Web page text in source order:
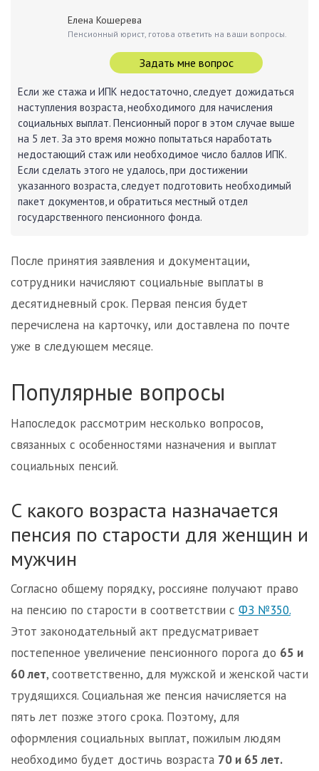
Елена Кошерева
Пенсионный юрист, готова ответить на ваши вопросы.
Задать мне вопрос
Если же стажа и ИПК недостаточно, следует дожидаться
наступления возраста, необходимого для начисления
социальных выплат. Пенсионный порог в этом случае выше
на 5 лет. За это время можно попытаться наработать
недостающий стаж или необходимое число баллов ИПК.
Если сделать этого не удалось, при достижении
указанного возраста, следует подготовить необходимый
пакет документов, и обратиться местный отдел
государственного пенсионного фонда.
После принятия заявления и документации,
сотрудники начисляют социальные выплаты в
десятидневный срок. Первая пенсия будет
перечислена на карточку, или доставлена по почте
уже в следующем месяце.
Популярные вопросы
Напоследок рассмотрим несколько вопросов,
связанных с особенностями назначения и выплат
социальных пенсий.
С какого возраста назначается
пенсия по старости для женщин и
мужчин
Согласно общему порядку, россияне получают право
на пенсию по старости в соответствии с ФЗ №350.
Этот законодательный акт предусматривает
постепенное увеличение пенсионного порога до 65 и
60 лет, соответственно, для мужской и женской части
трудящихся. Социальная же пенсия начисляется на
пять лет позже этого срока. Поэтому, для
оформления социальных выплат, пожилым людям
необходимо будет достичь возраста 70 и 65 лет.